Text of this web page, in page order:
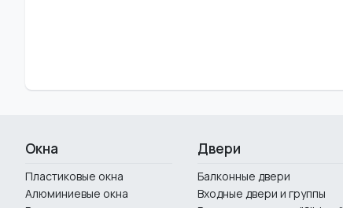
Окна
Пластиковые окна
Алюминиевые окна
Двери
Балконные двери
Входные двери и группы